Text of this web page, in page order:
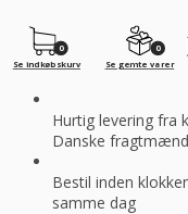
0
Se gemte varer
0
Se indkøbskurv
Hurtig levering fra
Danske fragtmænd
Bestil inden
samme dag